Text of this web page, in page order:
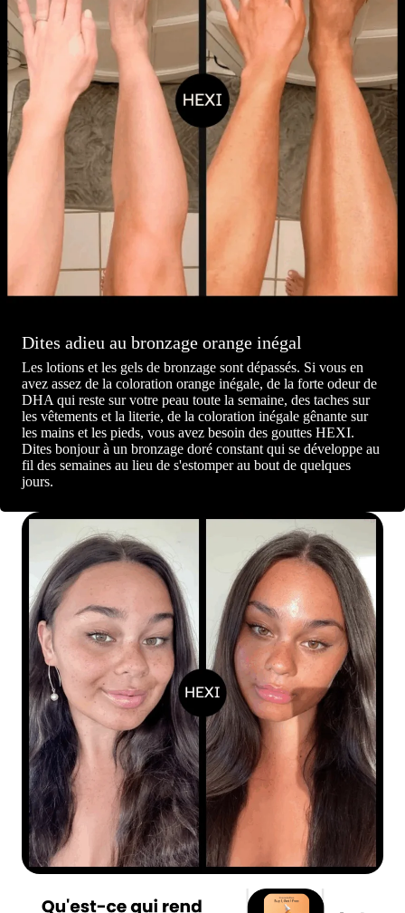
Dites adieu au bronzage orange inégal
Les lotions et les gels de bronzage sont dépassés. Si vous en
avez assez de la coloration orange inégale, de la forte odeur de
DHA qui reste sur votre peau toute la semaine, des taches sur
les vêtements et la literie, de la coloration inégale gênante sur
les mains et les pieds, vous avez besoin des gouttes HEXI.
Dites bonjour à un bronzage doré constant qui se développe au
fil des semaines au lieu de s'estomper au bout de quelques
jours.